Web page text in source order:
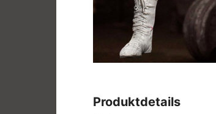
Produktdetails